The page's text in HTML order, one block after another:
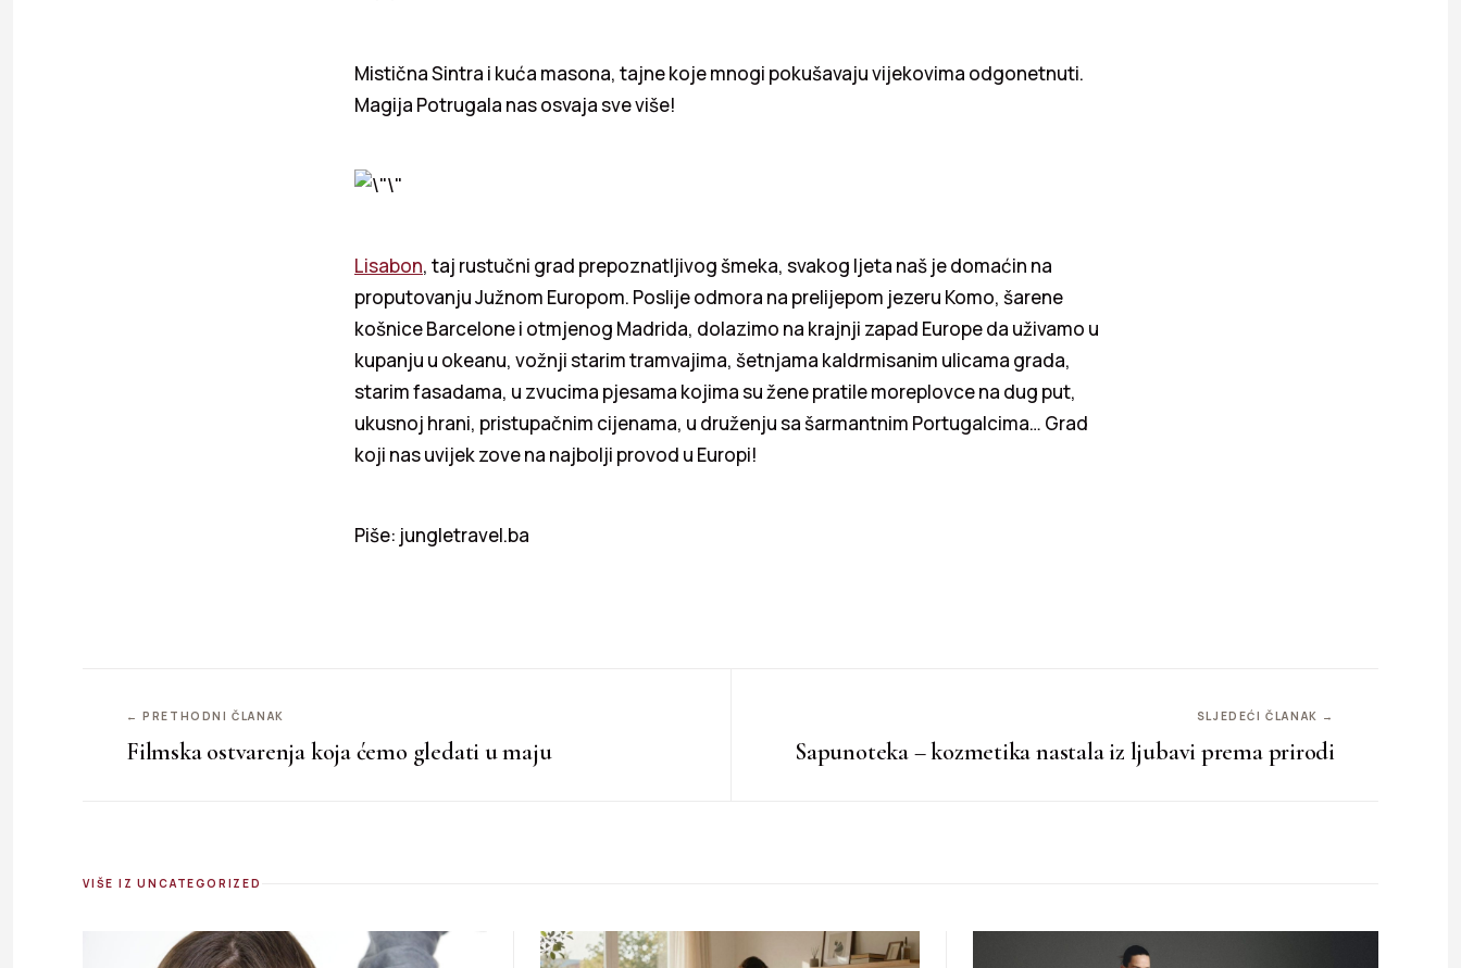
Mistična Sintra i kuća masona, tajne koje mnogi pokušavaju vijekovima odgonetnuti.
Magija Potrugala nas osvaja sve više!
Lisabon, taj rustučni grad prepoznatljivog šmeka, svakog ljeta naš je domaćin na
proputovanju Južnom Europom. Poslije odmora na prelijepom jezeru Komo, šarene
košnice Barcelone i otmjenog Madrida, dolazimo na krajnji zapad Europe da uživamo u
kupanju u okeanu, vožnji starim tramvajima, šetnjama kaldrmisanim ulicama grada,
starim fasadama, u zvucima pjesama kojima su žene pratile moreplovce na dug put,
ukusnoj hrani, pristupačnim cijenama, u druženju sa šarmantnim Portugalcima… Grad
koji nas uvijek zove na najbolji provod u Europi!
Piše: jungletravel.ba
← PRETHODNI ČLANAK
Filmska ostvarenja koja ćemo gledati u maju
SLJEDEĆI ČLANAK →
Sapunoteka – kozmetika nastala iz ljubavi prema prirodi
VIŠE IZ UNCATEGORIZED